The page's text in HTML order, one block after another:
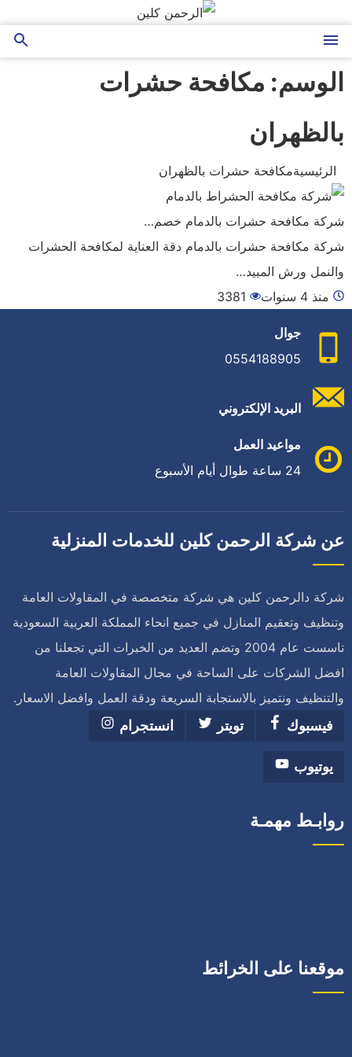
إلى
المحتوى
الوسم: مكافحة حشرات
بالظهران
الرئيسيةمكافحة حشرات بالظهران
شركة مكافحة حشرات بالدمام خصم…
شركة مكافحة حشرات بالدمام دقة العناية لمكافحة الحشرات
والنمل ورش المبيد…
منذ 4 سنوات
3381
جوال
0554188905
البريد الإلكتروني
مواعيد العمل
24 ساعة طوال أيام الأسبوع
عن شركة الرحمن كلين للخدمات المنزلية
شركة دالرحمن كلين هي شركة متخصصة في المقاولات العامة
وتنظيف وتعقيم المنازل في جميع انحاء المملكة العربية السعودية
تاسست عام 2004 وتضم العديد من الخبرات التي تجعلنا من
افضل الشركات على الساحة في مجال المقاولات العامة
والتنظيف ونتميز بالاستجابة السريعة ودقة العمل وافضل الاسعار.
فيسبوك
تويتر انستجرام
يوتيوب
روابـط مهمـة
موقعنا على الخرائط